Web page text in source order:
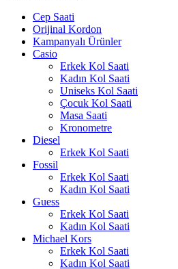
Cep Saati
Orijinal Kordon
Kampanyalı Ürünler
Casio
Erkek Kol Saati
Kadın Kol Saati
Uniseks Kol Saati
Çocuk Kol Saati
Masa Saati
Kronometre
Diesel
Erkek Kol Saati
Fossil
Erkek Kol Saati
Kadın Kol Saati
Guess
Erkek Kol Saati
Kadın Kol Saati
Michael Kors
Erkek Kol Saati
Kadın Kol Saati